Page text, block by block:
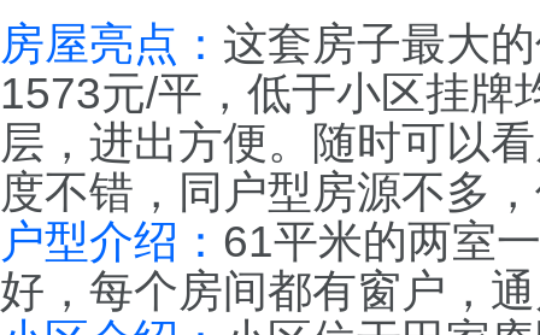
房屋亮点： 这套房子最大
1573元/平，低于小区挂牌
层，进出方便。随时可以
度不错，同户型房源不多
户型介绍： 61平米的两室
好，每个房间都有窗户，